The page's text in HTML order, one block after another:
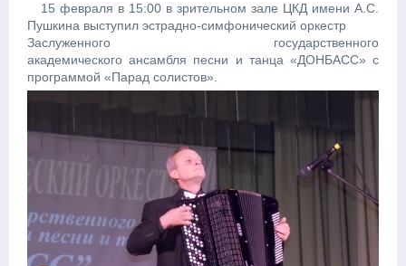
15 февраля в 15:00 в зрительном зале ЦКД имени А.С.
Пушкина выступил эстрадно-симфонический оркестр
Заслуженного государственного
академического ансамбля песни и танца «ДОНБАСС» с
программой «Парад солистов».